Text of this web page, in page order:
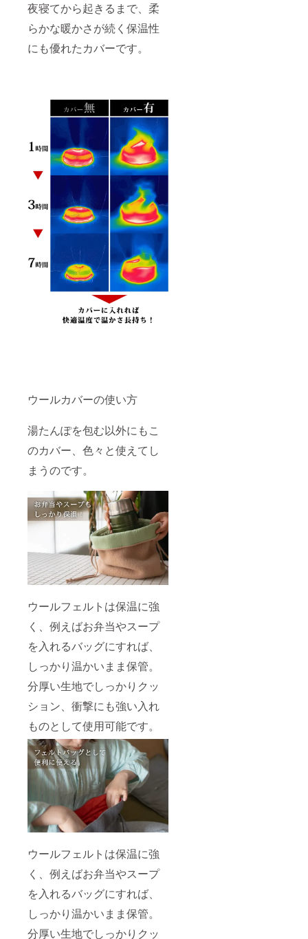
夜寝てから起きるまで、柔
らかな暖かさが続く保温性
にも優れたカバーです。
ウールカバーの使い方
湯たんぽを包む以外にもこ
のカバー、色々と使えてし
まうのです。
ウールフェルトは保温に強
く、例えばお弁当やスープ
を入れるバッグにすれば、
しっかり温かいまま保管。
分厚い生地でしっかりクッ
ション、衝撃にも強い入れ
ものとして使用可能です。
ウールフェルトは保温に強
く、例えばお弁当やスープ
を入れるバッグにすれば、
しっかり温かいまま保管。
分厚い生地でしっかりクッ